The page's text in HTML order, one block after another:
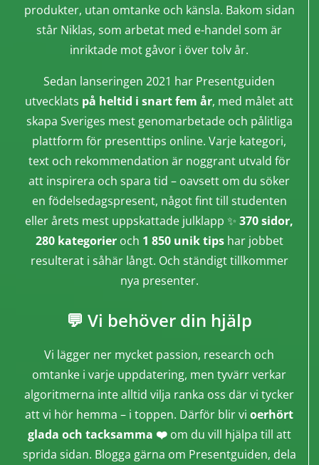
produkter, utan omtanke och känsla. Bakom sidan
står Niklas, som arbetat med e-handel som är
inriktade mot gåvor i över tolv år.
Sedan lanseringen 2021 har Presentguiden
utvecklats på heltid i snart fem år, med målet att
skapa Sveriges mest genomarbetade och pålitliga
plattform för presenttips online. Varje kategori,
text och rekommendation är noggrant utvald för
att inspirera och spara tid – oavsett om du söker
en födelsedagspresent, något fint till studenten
eller årets mest uppskattade julklapp ✨ 370 sidor,
280 kategorieroch 1 850 unik tipshar jobbet
resulterat i såhär långt. Och ständigt tillkommer
nya presenter.
💬 Vi behöver din hjälp
Vi lägger ner mycket passion, research och
omtanke i varje uppdatering, men tyvärr verkar
algoritmerna inte alltid vilja ranka oss där vi tycker
att vi hör hemma – i toppen. Därför blir vi oerhört
glada och tacksamma ❤️om du vill hjälpa till att
sprida sidan. Blogga gärna om Presentguiden, dela